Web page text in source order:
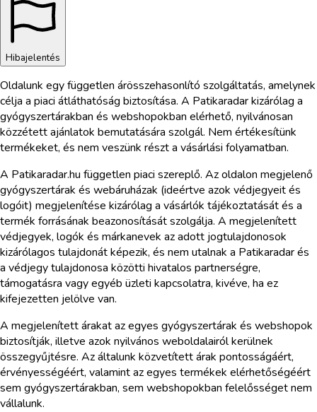
Hibajelentés
Oldalunk egy független árösszehasonlító szolgáltatás, amelynek
célja a piaci átláthatóság biztosítása. A Patikaradar kizárólag a
gyógyszertárakban és webshopokban elérhető, nyilvánosan
közzétett ajánlatok bemutatására szolgál. Nem értékesítünk
termékeket, és nem veszünk részt a vásárlási folyamatban.
A Patikaradar.hu független piaci szereplő. Az oldalon megjelenő
gyógyszertárak és webáruházak (ideértve azok védjegyeit és
logóit) megjelenítése kizárólag a vásárlók tájékoztatását és a
termék forrásának beazonosítását szolgálja. A megjelenített
védjegyek, logók és márkanevek az adott jogtulajdonosok
kizárólagos tulajdonát képezik, és nem utalnak a Patikaradar és
a védjegy tulajdonosa közötti hivatalos partnerségre,
támogatásra vagy egyéb üzleti kapcsolatra, kivéve, ha ez
kifejezetten jelölve van.
A megjelenített árakat az egyes gyógyszertárak és webshopok
biztosítják, illetve azok nyilvános weboldalairól kerülnek
összegyűjtésre. Az általunk közvetített árak pontosságáért,
érvényességéért, valamint az egyes termékek elérhetőségéért
sem gyógyszertárakban, sem webshopokban felelősséget nem
vállalunk.